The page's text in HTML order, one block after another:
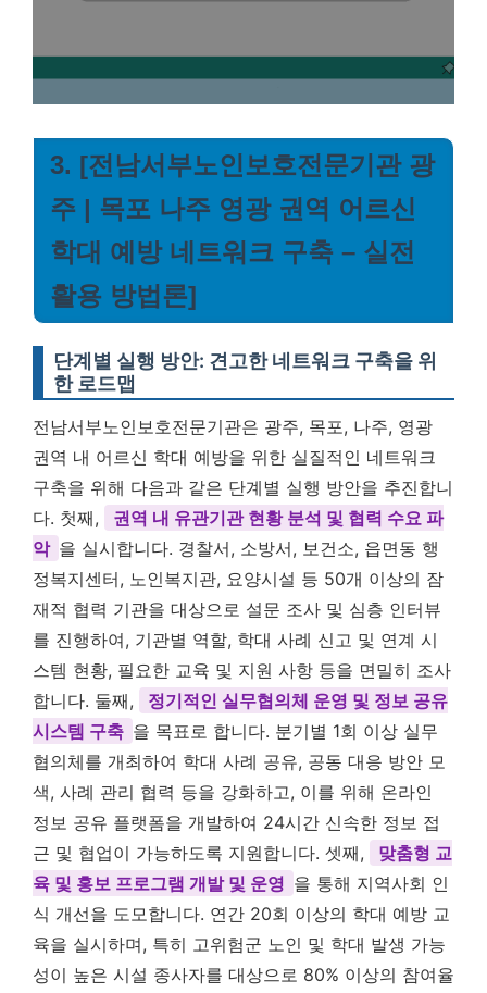
3. [전남서부노인보호전문기관 광
주 | 목포 나주 영광 권역 어르신
학대 예방 네트워크 구축 – 실전
활용 방법론]
단계별 실행 방안: 견고한 네트워크 구축을 위
한 로드맵
전남서부노인보호전문기관은 광주, 목포, 나주, 영광
권역 내 어르신 학대 예방을 위한 실질적인 네트워크
구축을 위해 다음과 같은 단계별 실행 방안을 추진합니
다. 첫째,
권역 내 유관기관 현황 분석 및 협력 수요 파
악 을 실시합니다. 경찰서, 소방서, 보건소, 읍면동 행
정복지센터, 노인복지관, 요양시설 등 50개 이상의 잠
재적 협력 기관을 대상으로 설문 조사 및 심층 인터뷰
를 진행하여, 기관별 역할, 학대 사례 신고 및 연계 시
스템 현황, 필요한 교육 및 지원 사항 등을 면밀히 조사
합니다. 둘째,
정기적인 실무협의체 운영 및 정보 공유
시스템 구축 을 목표로 합니다. 분기별 1회 이상 실무
협의체를 개최하여 학대 사례 공유, 공동 대응 방안 모
색, 사례 관리 협력 등을 강화하고, 이를 위해 온라인
정보 공유 플랫폼을 개발하여 24시간 신속한 정보 접
근 및 협업이 가능하도록 지원합니다. 셋째,
맞춤형 교
육 및 홍보 프로그램 개발 및 운영 을 통해 지역사회 인
식 개선을 도모합니다. 연간 20회 이상의 학대 예방 교
육을 실시하며, 특히 고위험군 노인 및 학대 발생 가능
성이 높은 시설 종사자를 대상으로 80% 이상의 참여율